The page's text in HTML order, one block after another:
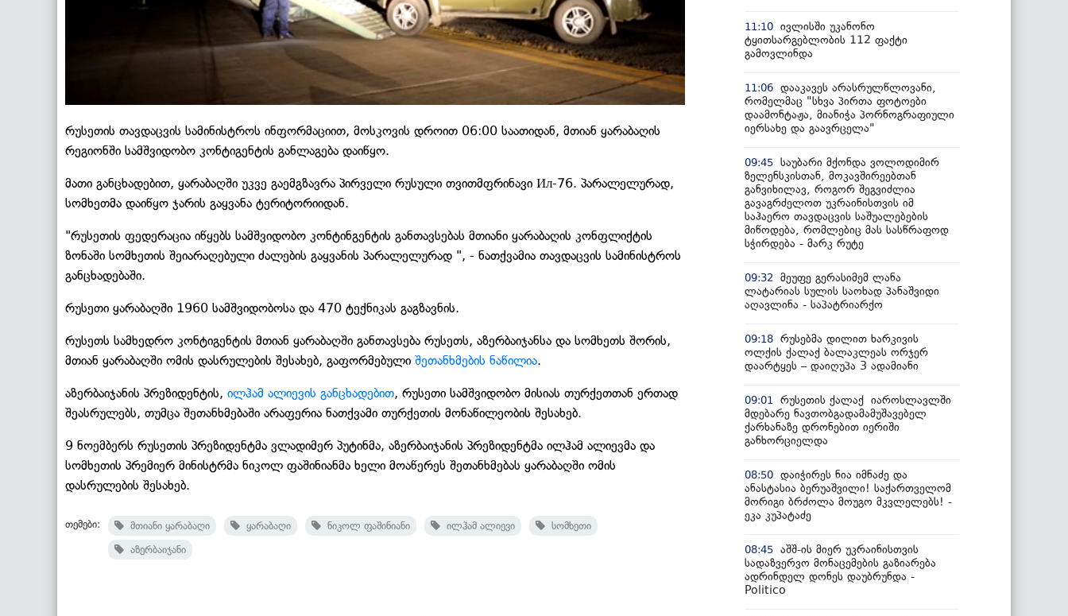
რუსეთის თავდაცვის სამინისტროს ინფორმაციით, მოსკოვის დროით 06:00 საათიდან, მთიან ყარაბაღის
რეგიონში სამშვიდობო კონტიგენტის განლაგება დაიწყო.
მათი განცხადებით, ყარაბაღში უკვე გაემგზავრა პირველი რუსული თვითმფრინავი Ил-76. პარალელურად,
სომხეთმა დაიწყო ჯარის გაყვანა ტერიტორიიდან.
"რუსეთის ფედერაცია იწყებს სამშვიდობო კონტინგენტის განთავსებას მთიანი ყარაბაღის კონფლიქტის
ზონაში სომხეთის შეიარაღებული ძალების გაყვანის პარალელურად ", - ნათქვამია თავდაცვის სამინისტროს
განცხადებაში.
რუსეთი ყარაბაღში 1960 სამშვიდობოსა და 470 ტექნიკას გაგზავნის.
რუსეთს სამხედრო კონტიგენტის მთიან ყარაბაღში განთავსება რუსეთს, აზერბაიჯანსა და სომხეთს შორის,
მთიან ყარაბაღში ომის დასრულების შესახებ, გაფორმებული შეთანხმების ნაწილია.
აზერბაიჯანის პრეზიდენტის, ილჰამ ალიევის განცხადებით, რუსეთი სამშვიდობო მისიას თურქეთთან ერთად
შეასრულებს, თუმცა შეთანხმებაში არაფერია ნათქვამი თურქეთის მონაწილეობის შესახებ.
9 ნოემბერს რუსეთის პრეზიდენტმა ვლადიმერ პუტინმა, აზერბაიჯანის პრეზიდენტმა ილჰამ ალიევმა და
სომხეთის პრემიერ მინისტრმა ნიკოლ ფაშინიანმა ხელი მოაწერეს შეთანხმებას ყარაბაღში ომის
დასრულების შესახებ.
თემები: მთიანი ყარაბაღი ყარაბაღი ნიკოლ ფაშინიანი ილჰამ ალიევი
სომხეთი
აზერბაიჯანი
11:10 ივლისში უკანონო
ტყითსარგებლობის 112 ფაქტი
გამოვლინდა
11:06 დააკავეს არასრულწლოვანი,
რომელმაც "სხვა პირთა ფოტოები
დაამონტაჟა, მიანიჭა პორნოგრაფიული
იერსახე და გაავრცელა"
09:45 საუბარი მქონდა ვოლოდიმირ
ზელენსკისთან, მოკავშირეებთან
განვიხილავ, როგორ შეგვიძლია
გავაგრძელოთ უკრაინისთვის იმ
საჰაერო თავდაცვის საშუალებების
მიწოდება, რომლებიც მას სასწრაფოდ
სჭირდება - მარკ რუტე
09:32
მეუფე გერასიმემ ლანა
ლატარიას სულის საოხად პანაშვიდი
აღავლინა - საპატრიარქო
09:18 რუსებმა დილით ხარკივის
ოლქის ქალაქ ბალაკლეას ორჯერ
დაარტყეს – დაიღუპა 3 ადამიანი
09:01
რუსეთის ქალაქ იაროსლავლში
მდებარე ნავთობგადამამუშავებელ
ქარხანაზე დრონებით იერიში
განხორციელდა
08:50 დაიჭირეს ნია იმნაძე და
ანასტასია ბერუაშვილი! საქართველომ
მორიგი ბრძოლა მოუგო მკვლელებს! -
ეკა კუპატაძე
08:45 აშშ-ის მიერ უკრაინისთვის
სადაზვერვო მონაცემების გაზიარება
ადრინდელ დონეს დაუბრუნდა -
Politico